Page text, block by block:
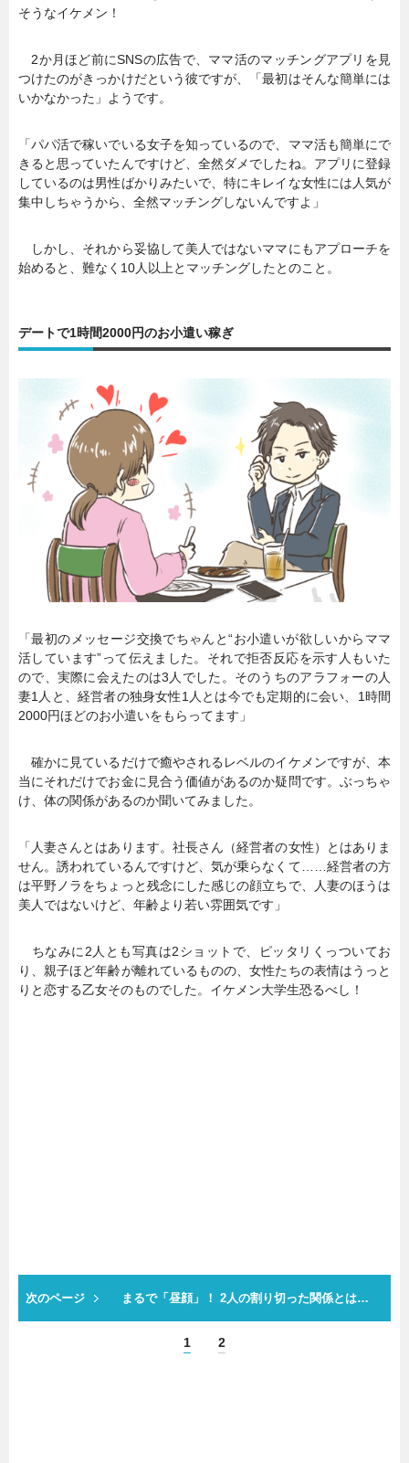
そうなイケメン！
2か月ほど前にSNSの広告で、ママ活のマッチングアプリを見
つけたのがきっかけだという彼ですが、「最初はそんな簡単には
いかなかった」ようです。
「パパ活で稼いでいる女子を知っているので、ママ活も簡単にで
きると思っていたんですけど、全然ダメでしたね。アプリに登録
しているのは男性ばかりみたいで、特にキレイな女性には人気が
集中しちゃうから、全然マッチングしないんですよ」
しかし、それから妥協して美人ではないママにもアプローチを
始めると、難なく10人以上とマッチングしたとのこと。
デートで1時間2000円のお小遣い稼ぎ
「最初のメッセージ交換でちゃんと“お小遣いが欲しいからママ
活しています”って伝えました。それで拒否反応を示す人もいた
ので、実際に会えたのは3人でした。そのうちのアラフォーの人
妻1人と、経営者の独身女性1人とは今でも定期的に会い、1時間
2000円ほどのお小遣いをもらってます」
確かに見ているだけで癒やされるレベルのイケメンですが、本
当にそれだけでお金に見合う価値があるのか疑問です。ぶっちゃ
け、体の関係があるのか聞いてみました。
「人妻さんとはあります。社長さん（経営者の女性）とはありま
せん。誘われているんですけど、気が乗らなくて……経営者の方
は平野ノラをちょっと残念にした感じの顔立ちで、人妻のほうは
美人ではないけど、年齢より若い雰囲気です」
ちなみに2人とも写真は2ショットで、ピッタリくっついてお
り、親子ほど年齢が離れているものの、女性たちの表情はうっと
りと恋する乙女そのものでした。イケメン大学生恐るべし！
次のページ まるで「昼顔」！ 2人の割り切った関係とは…
1 2